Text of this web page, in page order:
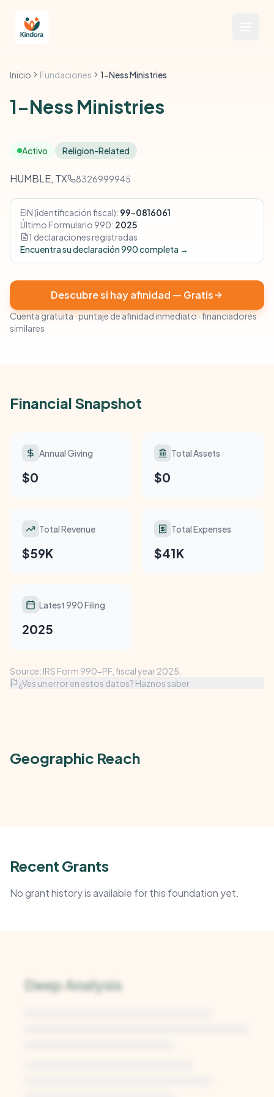
Inicio Fundaciones 1-Ness Ministries
1-Ness Ministries
Activo Religion-Related
HUMBLE, TX 8326999945
EIN (identificación fiscal): 99-0816061
Último Formulario 990: 2025
1 declaraciones registradas
Encuentra su declaración 990 completa →
Descubre si hay afinidad — Gratis
Cuenta gratuita · puntaje de afinidad inmediato · financiadores
similares
Financial Snapshot
Annual Giving
$0
Total Assets
$0
Total Revenue
$59K
Total Expenses
$41K
Latest 990 Filing
2025
Source: IRS Form 990-PF, fiscal year 2025.
¿Ves un error en estos datos? Haznos saber
Geographic Reach
Recent Grants
No grant history is available for this foundation yet.
Deep Analysis